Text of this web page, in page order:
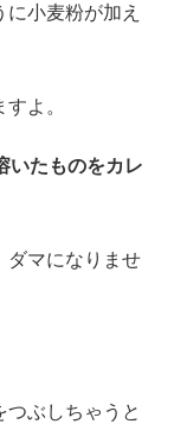
小麦粉が加え
よ。
いたものをカレ
ダマになりませ
ぶしちゃうと